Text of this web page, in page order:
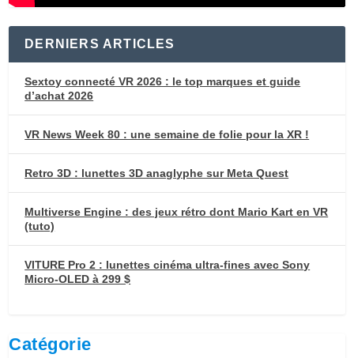
DERNIERS ARTICLES
Sextoy connecté VR 2026 : le top marques et guide
d’achat 2026
VR News Week 80 : une semaine de folie pour la XR !
Retro 3D : lunettes 3D anaglyphe sur Meta Quest
Multiverse Engine : des jeux rétro dont Mario Kart en VR
(tuto)
VITURE Pro 2 : lunettes cinéma ultra-fines avec Sony
Micro-OLED à 299 $
Catégorie